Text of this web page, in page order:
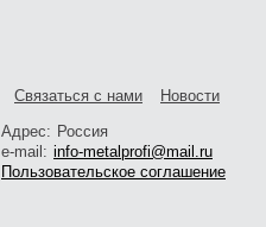
Связаться с нами
Новости
Адрес: Россия
e-mail: info-metalprofi@mail.ru
Пользовательское соглашение